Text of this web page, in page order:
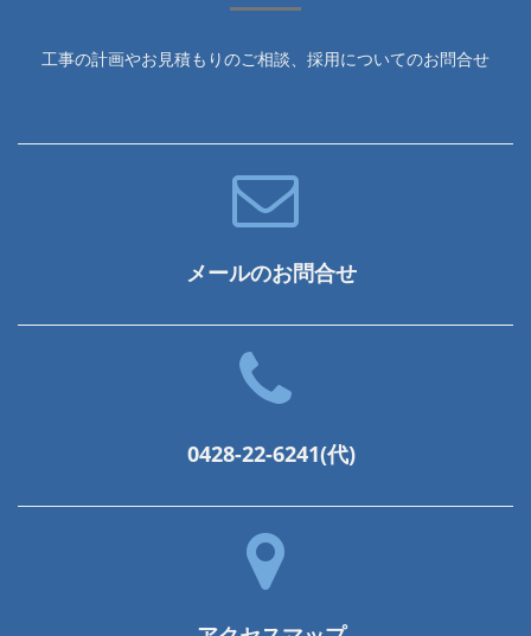
工事の計画やお見積もりのご相談、採用についてのお問合せ
メールのお問合せ
0428-22-6241(代)